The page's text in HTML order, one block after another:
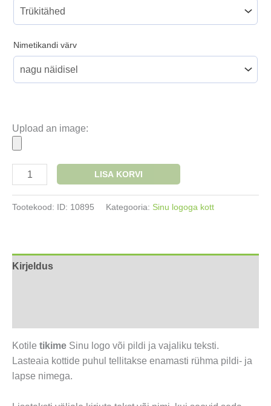
Nimetikandi värv
Upload an image:
Logoga
seljakott
kogus
LISA KORVI
Tootekood: ID: 10895 Kategooria: Sinu logoga kott
Kirjeldus
Kotile tikime Sinu logo või pildi ja vajaliku teksti.
Lasteaia kottide puhul tellitakse enamasti rühma pildi- ja
lapse nimega.